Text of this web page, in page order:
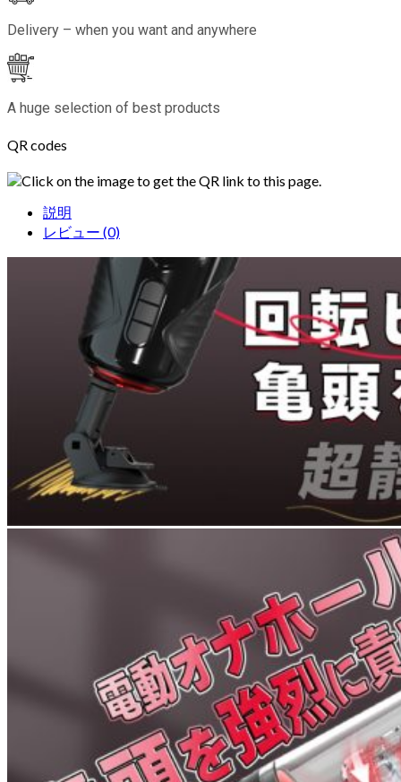
Delivery – when you want and anywhere
A huge selection of best products
QR codes
Click on the image to get the QR link to this page.
説明
レビュー (0)